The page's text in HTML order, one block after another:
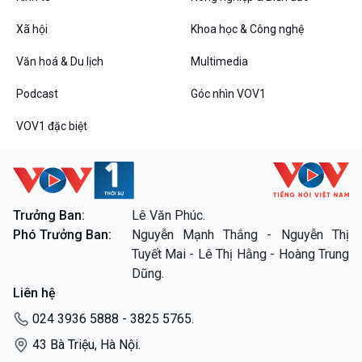
Chuyển đổi Xanh
Tài nguyên và Môi trường
Xã hội chuyển động
Sống chung với biến đổi
khí hậu
Tin Văn hoá & Du lịch
Chát với người nổi tiếng
Câu chuyện Thể thao
Infographic
E-Magazine
Góc nhìn VOV1
Xã hội Khoa học & Công nghệ
Văn hoá & Du lịch Multimedia
Podcast Góc nhìn VOV1
VOV1 đặc biệt
Trưởng Ban:
Lê Văn Phúc.
Phó Trưởng Ban:
Nguyễn Mạnh Thắng - Nguyễn Thị
Tuyết Mai - Lê Thị Hằng - Hoàng Trung
Dũng.
Liên hệ
024 3936 5888 - 3825 5765.
43 Bà Triệu, Hà Nội.